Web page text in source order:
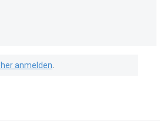
anmelden